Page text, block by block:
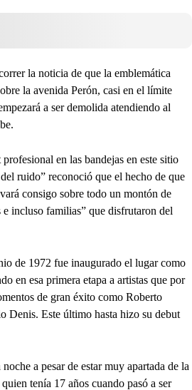
la noticia de que la emblemática
la avenida Perón, casi en el límite
a ser demolida atendiendo al
en las bandejas en este sitio
ruido” reconoció que el hecho de que
consigo sobre todo un montón de
e incluso familias” que disfrutaron del
de 1972 fue inaugurado el lugar como
en esa primera etapa a artistas que por
de gran éxito como Roberto
Denis. Este último hasta hizo su debut
a pesar de estar muy apartada de la
tenía 17 años cuando pasó a ser